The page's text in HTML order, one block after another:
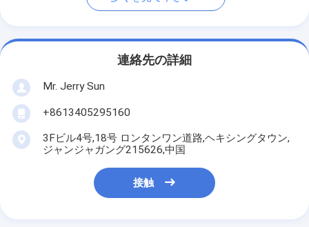
連絡先の詳細
Mr. Jerry Sun
+8613405295160
3Fビル4号,18号 ロンタンワン道路,ヘキシングタウン,
ジャンジャガング215626,中国
接触